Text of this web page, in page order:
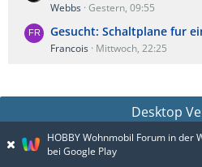
Webbs Gestern, 09:55
Gesucht: Schaltplane fur
Francois Mittwoch, 22:25
Desktop
HOBBY Wohnmobil Forum in der
bei Google Play